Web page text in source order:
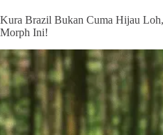
Kura Brazil Bukan Cuma Hijau
Morph Ini!